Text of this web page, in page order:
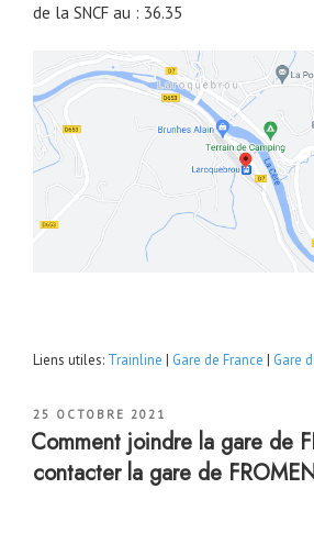
de la SNCF au : 36.35
Liens utiles: Trainline | Gare de France | Gare
PUBLIÉ
LE
25 OCTOBRE 2021
Comment joindre la gare de
contacter la gare de